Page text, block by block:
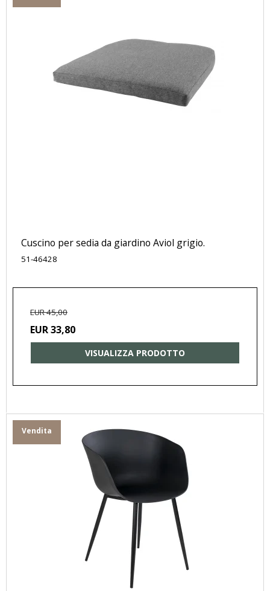
Cuscino per sedia da giardino Aviol grigio.
51-46428
EUR 45,00
EUR 33,80
VISUALIZZA PRODOTTO
Vendita